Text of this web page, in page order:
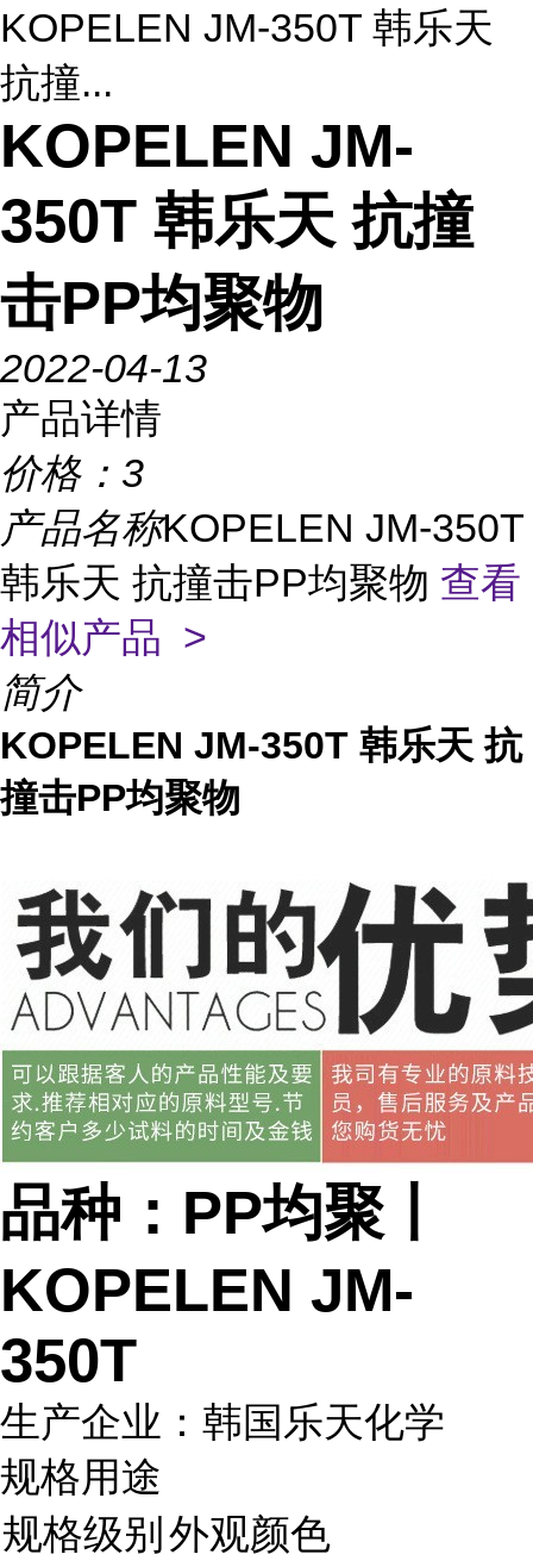
KOPELEN JM-350T 韩乐天
抗撞...
KOPELEN JM-
350T 韩乐天 抗撞
击PP均聚物
2022-04-13
产品详情
价格： 3
产品名称KOPELEN JM-350T
韩乐天 抗撞击PP均聚物 查看
相似产品 >
简介
KOPELEN JM-350T 韩乐天 抗
撞击PP均聚物
品种：PP均聚丨
KOPELEN JM-
350T
生产企业：韩国乐天化学
规格用途
规格级别 外观颜色